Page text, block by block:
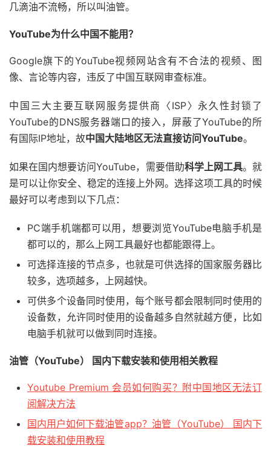
几滴油不流畅，所以叫油管。
YouTube为什么中国不能用？
Google旗下的YouTube视频网站含有不合法的视频、图
像、言论等内容，违反了中国互联网审查标准。
中国三大主要互联网服务提供商〈ISP〉永久性封锁了
YouTube的DNS服务器端口的接入，屏蔽了YouTube的所
有国际IP地址，故中国大陆地区无法直接访问YouTube。
如果在国内想要访问YouTube，需要借助科学上网工具。就
是可以让你安全、稳定的连接上外网。选择这项工具的时候
最好可以考虑到以下几点：
PC端手机端都可以用，想要浏览YouTube电脑手机是
都可以的，那么上网工具最好也都能跟得上。
可选择连接的节点多，也就是可供选择的国家服务器比
较多，选项越多，上网越快。
可供多个设备同时使用，每个账号都会限制同时使用的
设备数，允许同时使用的设备越多自然就越方便，比如
电脑手机就可以做到同时连接。
油管（YouTube） 国内下载安装和使用相关教程
Youtube Premium 会员如何购买？附中国地区无法订
阅解决方法
国内用户如何下载油管app？油管（YouTube） 国内下
载安装和使用教程